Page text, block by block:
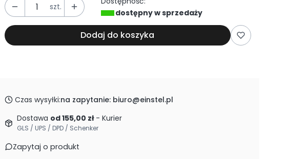
szt.
dostępny w sprzedaży
Dodaj do koszyka
Czas wysyłki:na zapytanie: biuro@einstel.pl
Dostawa od 155,00 zł - Kurier
GLS / UPS / DPD / Schenker
Zapytaj o produkt